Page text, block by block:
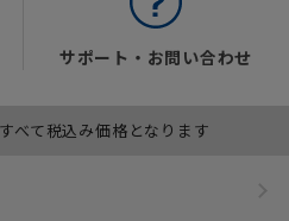
サポート・お問い合わせ
べて税込み価格となります